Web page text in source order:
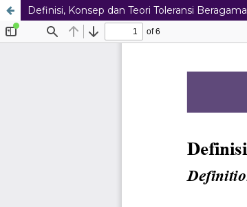
Definisi, Konsep dan Teori Toleransi Beragama